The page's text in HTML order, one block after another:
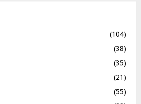
(104)
(38)
(35)
(21)
(55)